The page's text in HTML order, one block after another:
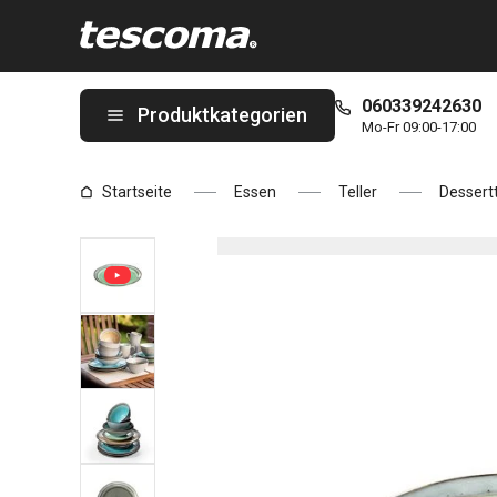
Produktkategorien 060339242630
Mo-Fr 09:00-17:00
Startseite Essen Teller